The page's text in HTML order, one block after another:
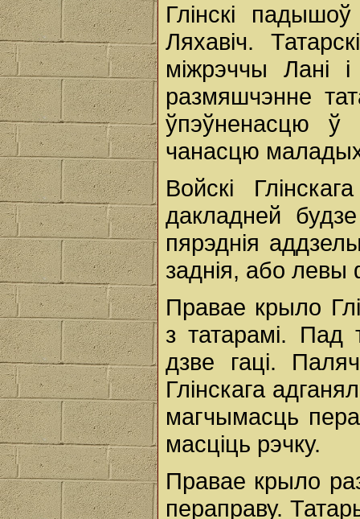
Глінскі
Ляхавіч.
міжрэччы Лані
размяшчэнне
ўпэўненасцю ў
чанасцю маладых
Войскі
дакладней
пярэднія
заднія, або левы
Правае крыло
з татарамі. Пад
дзве гаці.
Глінскага
магчымасць
масціць рэчку.
Правае крыло
пераправу.